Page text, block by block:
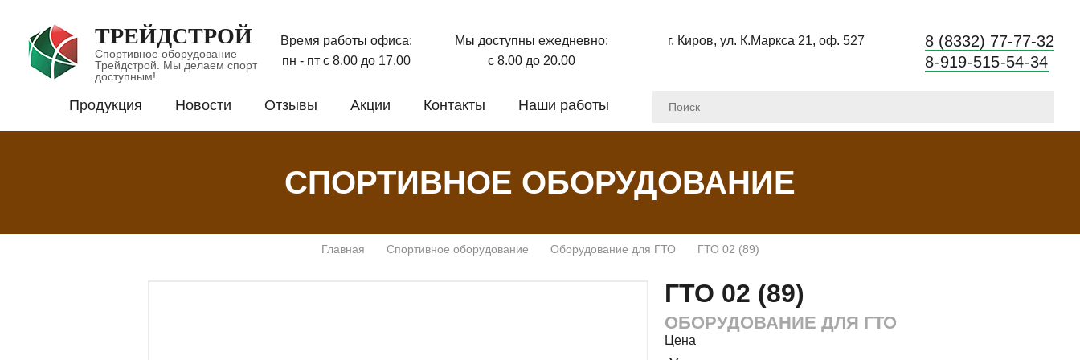
ТРЕЙДСТРОЙ
Спортивное оборудование
Трейдстрой. Мы делаем спорт
доступным!
8 (8332) 77-77-32
8-919-515-54-34
г. Киров, ул. К.Маркса 21, оф. 527
Время работы офиса:
пн - пт с 8.00 до 17.00
Мы доступны ежедневно:
с 8.00 до 20.00
Продукция Новости Отзывы Акции Контакты Наши работы
СПОРТИВНОЕ ОБОРУДОВАНИЕ
Главная Спортивное оборудование Оборудование для ГТО ГТО 02 (89)
ГТО 02 (89)
ОБОРУДОВАНИЕ ДЛЯ ГТО
Цена